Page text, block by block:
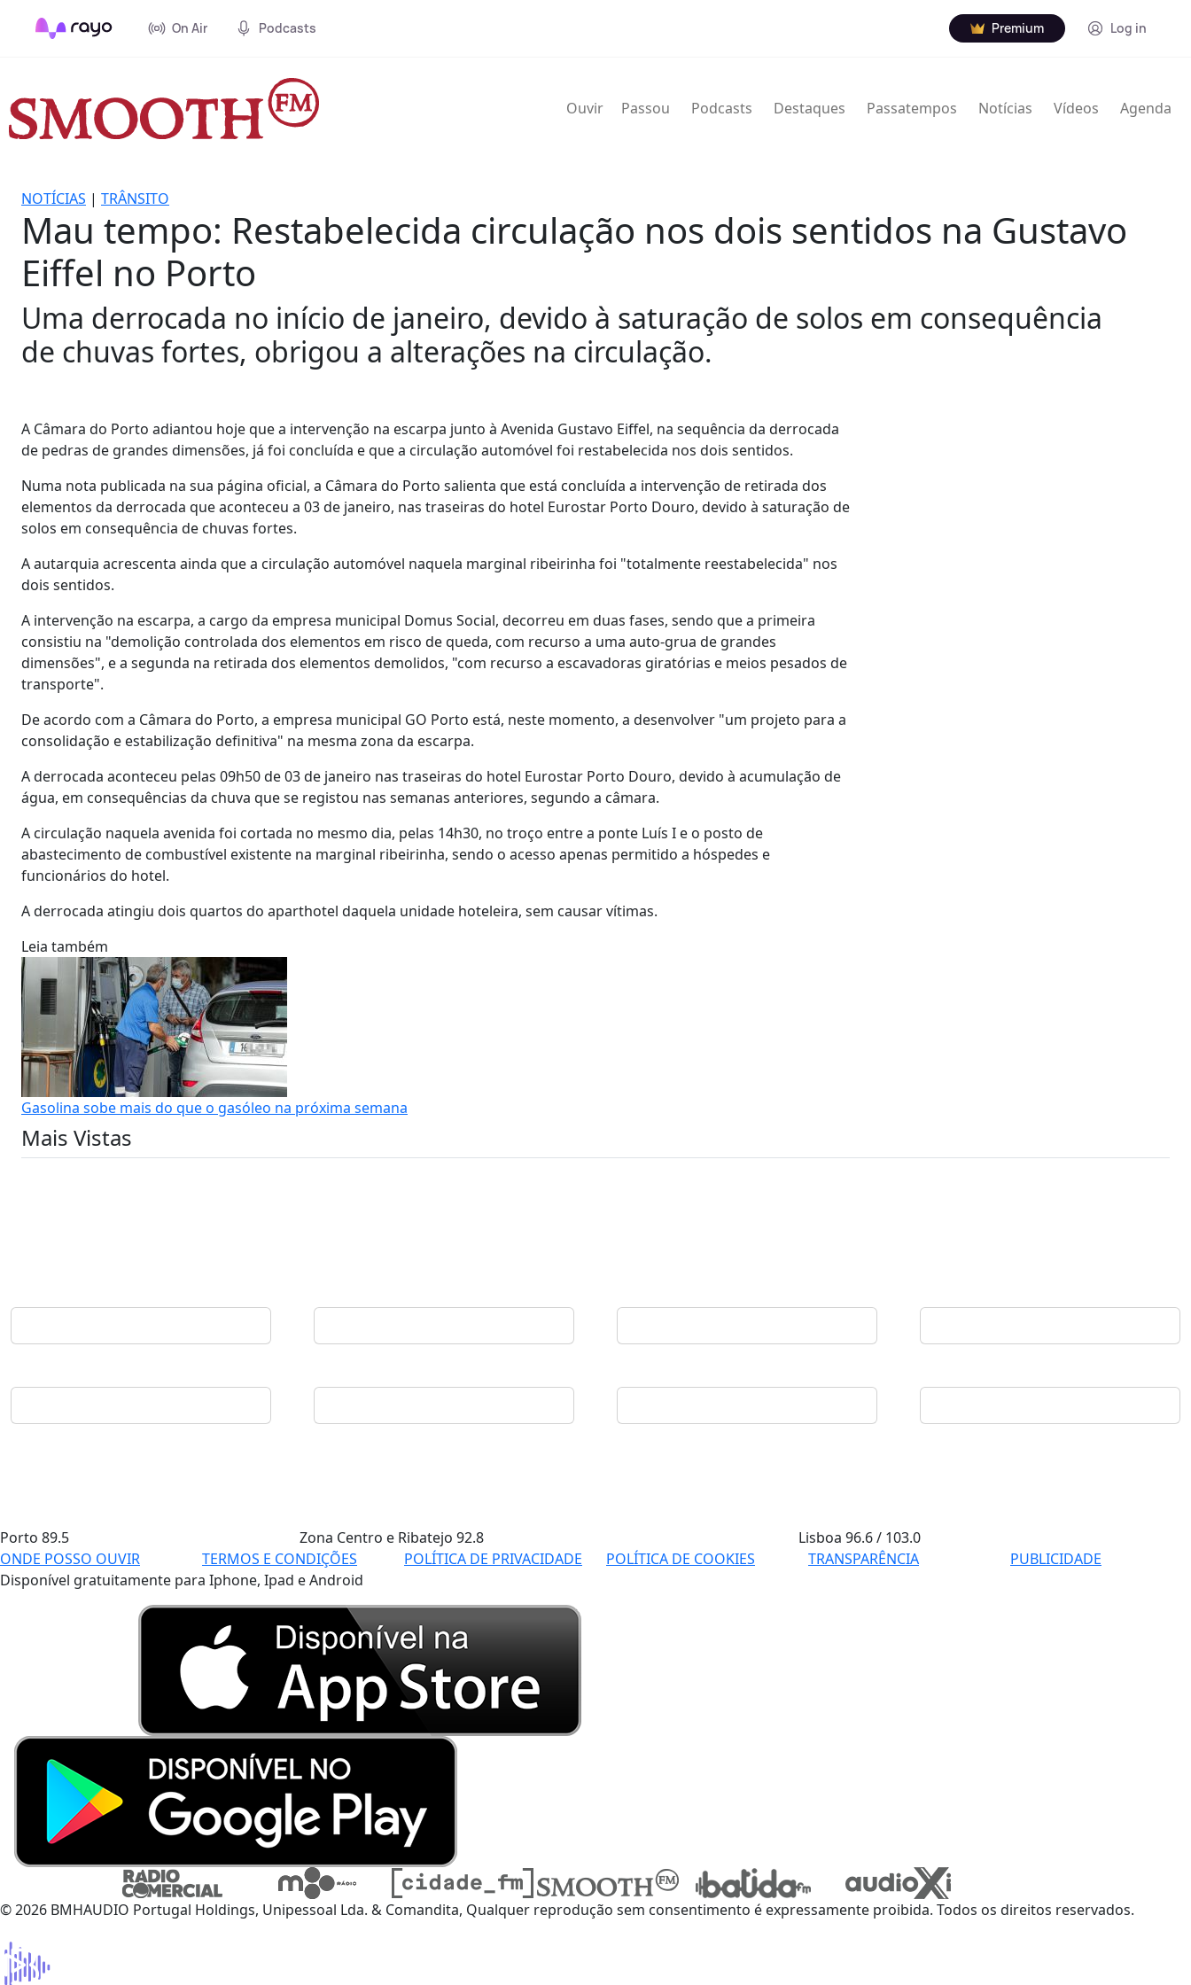
On Air Podcasts Premium Log in
Ouvir Passou Podcasts Destaques Passatempos Notícias Vídeos Agenda
NOTÍCIAS | TRÂNSITO
Mau tempo: Restabelecida circulação nos dois sentidos na Gustavo
Eiffel no Porto
Uma derrocada no início de janeiro, devido à saturação de solos em consequência
de chuvas fortes, obrigou a alterações na circulação.
A Câmara do Porto adiantou hoje que a intervenção na escarpa junto à Avenida Gustavo Eiffel, na sequência da derrocada
de pedras de grandes dimensões, já foi concluída e que a circulação automóvel foi restabelecida nos dois sentidos.
Numa nota publicada na sua página oficial, a Câmara do Porto salienta que está concluída a intervenção de retirada dos
elementos da derrocada que aconteceu a 03 de janeiro, nas traseiras do hotel Eurostar Porto Douro, devido à saturação de
solos em consequência de chuvas fortes.
A autarquia acrescenta ainda que a circulação automóvel naquela marginal ribeirinha foi "totalmente reestabelecida" nos
dois sentidos.
A intervenção na escarpa, a cargo da empresa municipal Domus Social, decorreu em duas fases, sendo que a primeira
consistiu na "demolição controlada dos elementos em risco de queda, com recurso a uma auto-grua de grandes
dimensões", e a segunda na retirada dos elementos demolidos, "com recurso a escavadoras giratórias e meios pesados de
transporte".
De acordo com a Câmara do Porto, a empresa municipal GO Porto está, neste momento, a desenvolver "um projeto para a
consolidação e estabilização definitiva" na mesma zona da escarpa.
A derrocada aconteceu pelas 09h50 de 03 de janeiro nas traseiras do hotel Eurostar Porto Douro, devido à acumulação de
água, em consequências da chuva que se registou nas semanas anteriores, segundo a câmara.
A circulação naquela avenida foi cortada no mesmo dia, pelas 14h30, no troço entre a ponte Luís I e o posto de
abastecimento de combustível existente na marginal ribeirinha, sendo o acesso apenas permitido a hóspedes e
funcionários do hotel.
A derrocada atingiu dois quartos do aparthotel daquela unidade hoteleira, sem causar vítimas.
Leia também
Gasolina sobe mais do que o gasóleo na próxima semana
Mais Vistas
Porto 89.5 Zona Centro e Ribatejo 92.8 Lisboa96.6 / 103.0
ONDE POSSO OUVIR
TERMOS E CONDIÇÕES POLÍTICA DE PRIVACIDADE POLÍTICA DE COOKIES TRANSPARÊNCIA
PUBLICIDADE
Disponível gratuitamente para Iphone, Ipad e Android
© 2026 BMHAUDIO Portugal Holdings, Unipessoal Lda. & Comandita, Qualquer reprodução sem consentimento é expressamente proibida. Todos os direitos reservados.